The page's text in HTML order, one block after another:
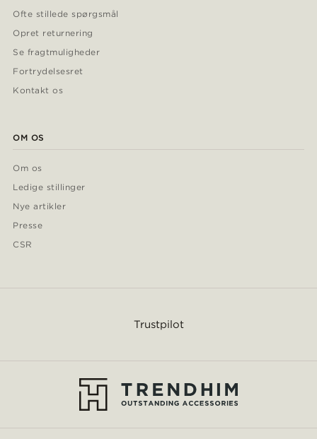
Ofte stillede spørgsmål
Opret returnering
Se fragtmuligheder
Fortrydelsesret
Kontakt os
OM OS
Om os
Ledige stillinger
Nye artikler
Presse
CSR
Trustpilot